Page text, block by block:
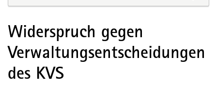
Widerspruch gegen
Verwaltungsentscheidungen
des KVS